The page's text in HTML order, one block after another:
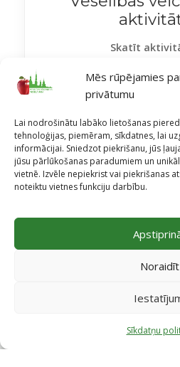
Mēs rūpējamies
privātumu
Lai nodrošinātu labāko lietošanas
tehnoloģijas, piemēram, sīkdatnes, lai
informācijai. Sniedzot piekrišanu, jūs
jūsu pārlūkošanas paradumiem un
vietnē. Izvēle nepiekrist vai piekrišanas
noteiktu vietnes funkciju darbību.
Noraidīt
Skatīt
Projekti
Skatīt